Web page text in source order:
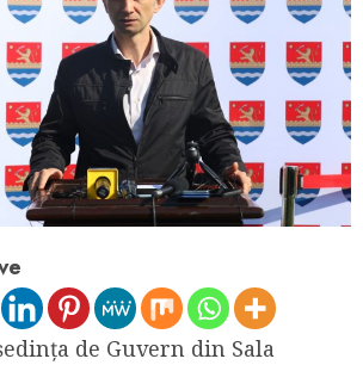
de Guvern din Sala